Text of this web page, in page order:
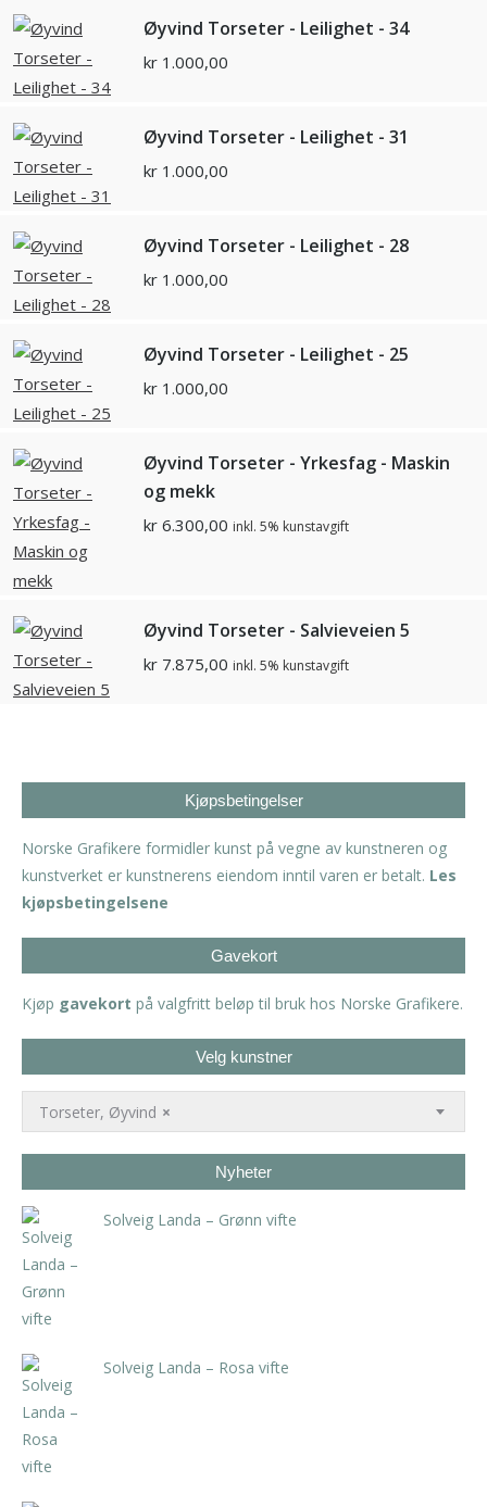
Øyvind Torseter - Leilighet - 34
kr 1.000,00
Øyvind Torseter - Leilighet - 31
kr 1.000,00
Øyvind Torseter - Leilighet - 28
kr 1.000,00
Øyvind Torseter - Leilighet - 25
kr 1.000,00
Øyvind Torseter - Yrkesfag - Maskin
og mekk
kr 6.300,00 inkl. 5% kunstavgift
Øyvind Torseter - Salvieveien 5
kr 7.875,00 inkl. 5% kunstavgift
Kjøpsbetingelser
Norske Grafikere formidler kunst på vegne av kunstneren og
kunstverket er kunstnerens eiendom inntil varen er betalt. Les
kjøpsbetingelsene
Gavekort
Kjøp gavekort på valgfritt beløp til bruk hos Norske Grafikere.
Velg kunstner
×
Torseter, Øyvind
Nyheter
Solveig Landa – Grønn vifte
Solveig Landa – Rosa vifte